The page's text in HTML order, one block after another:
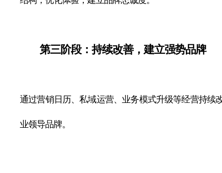
第三阶段：持续改善，建立强势品牌
通过营销日历、私域运营、业务模式升级等经营持续
业领导品牌。